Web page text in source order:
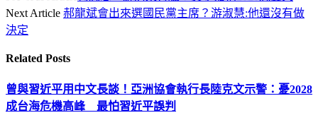
Next Article 郝龍斌會出來選國民黨主席？游淑慧:他還沒有做
決定
Related Posts
曾與習近平用中文長談！亞洲協會執行長陸克文示警：憂2028
成台海危機高峰 最怕習近平誤判